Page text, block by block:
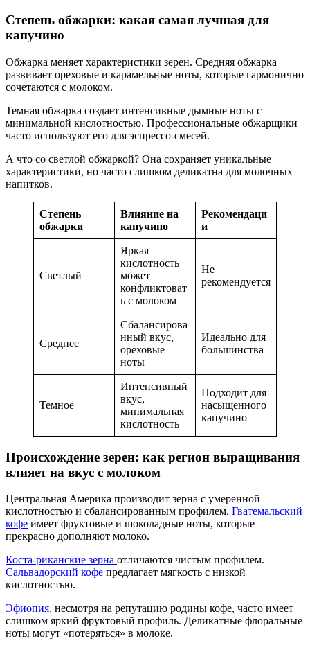
Степень обжарки: какая самая лучшая для
капучино
Обжарка меняет характеристики зерен. Средняя обжарка
развивает ореховые и карамельные ноты, которые гармонично
сочетаются с молоком.
Темная обжарка создает интенсивные дымные ноты с
минимальной кислотностью. Профессиональные обжарщики
часто используют его для эспрессо-смесей.
А что со светлой обжаркой? Она сохраняет уникальные
характеристики, но часто слишком деликатна для молочных
напитков.
Степень
обжарки
Влияние на
капучино
Рекомендаци
и
Светлый
Яркая
кислотность
может
конфликтоват
ь с молоком
Не
рекомендуется
Среднее
Сбалансирова
нный вкус,
ореховые
ноты
Идеально для
большинства
Темное
Интенсивный
вкус,
минимальная
кислотность
Подходит для
насыщенного
капучино
Происхождение зерен: как регион выращивания
влияет на вкус с молоком
Центральная Америка производит зерна с умеренной
кислотностью и сбалансированным профилем. Гватемальский
кофе имеет фруктовые и шоколадные ноты, которые
прекрасно дополняют молоко.
Коста-риканские зерна отличаются чистым профилем.
Сальвадорский кофе предлагает мягкость с низкой
кислотностью.
Эфиопия, несмотря на репутацию родины кофе, часто имеет
слишком яркий фруктовый профиль. Деликатные флоральные
ноты могут «потеряться» в молоке.